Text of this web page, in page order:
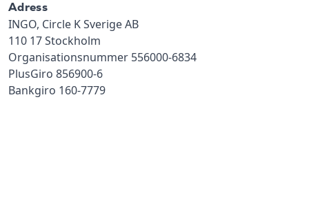
Adress
INGO, Circle K Sverige AB
110 17 Stockholm
Organisationsnummer 556000-6834
PlusGiro 856900-6
Bankgiro 160-7779